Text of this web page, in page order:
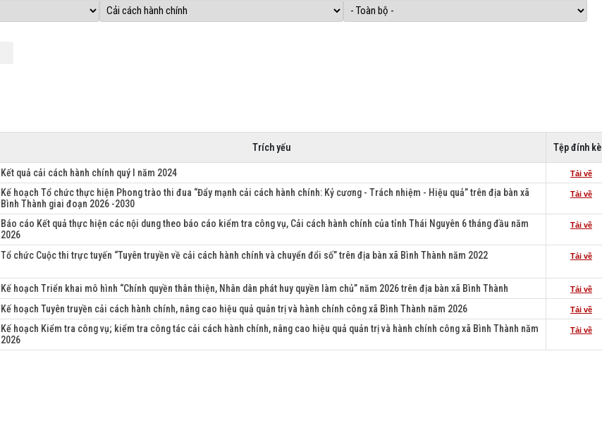
Trích yếu Tệp đính
Kết quả cải cách hành chính quý I năm 2024 Tải về
Kế hoạch Tổ chức thực hiện Phong trào thi đua “Đẩy mạnh cải cách hành chính: Kỷ cương - Trách nhiệm - Hiệu quả” trên địa bàn xã
Bình Thành giai đoạn 2026 -2030
Tải về
Báo cáo Kết quả thực hiện các nội dung theo báo cáo kiểm tra công vụ, Cải cách hành chính của tỉnh Thái Nguyên 6 tháng đầu năm
2026
Tải về
Tổ chức Cuộc thi trực tuyến “Tuyên truyền về cải cách hành chính và chuyển đổi số” trên địa bàn xã Bình Thành năm 2022 Tải về
Kế hoạch Triển khai mô hình “Chính quyền thân thiện, Nhân dân phát huy quyền làm chủ” năm 2026 trên địa bàn xã Bình Thành Tải về
Kế hoạch Tuyên truyền cải cách hành chính, nâng cao hiệu quả quản trị và hành chính công xã Bình Thành năm 2026 Tải về
Kế hoạch Kiểm tra công vụ; kiểm tra công tác cải cách hành chính, nâng cao hiệu quả quản trị và hành chính công xã Bình Thành năm
2026
Tải về